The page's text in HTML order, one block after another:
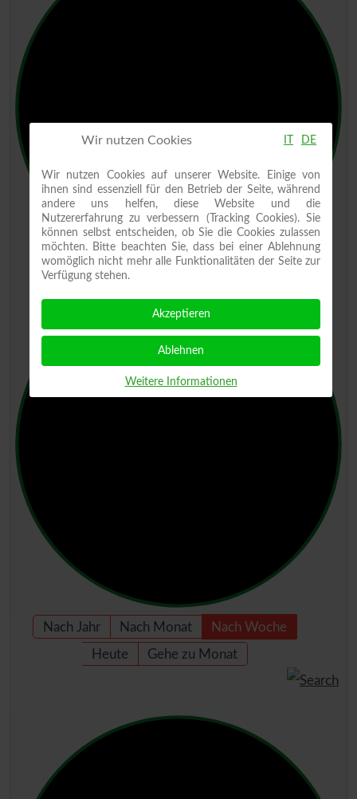
Nach Jahr Nach Monat
Nach Woche
Heute
Gehe zu Monat
Wir nutzen Cookies DE
Wir nutzen Cookies auf unserer Website. Einige von
ihnen sind essenziell für den Betrieb der Seite, während
andere uns helfen, diese Website und die
Nutzererfahrung zu verbessern (Tracking Cookies). Sie
können selbst entscheiden, ob Sie die Cookies zulassen
möchten. Bitte beachten Sie, dass bei einer Ablehnung
womöglich nicht mehr alle Funktionalitäten der Seite zur
Verfügung stehen.
Akzeptieren
Ablehnen
Weitere Informationen